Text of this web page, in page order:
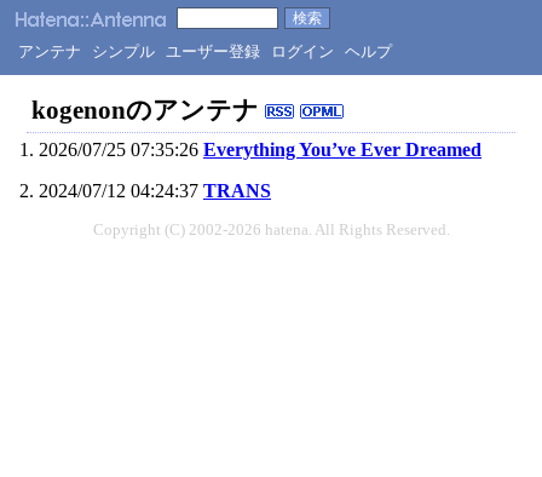
アンテナ シンプル ユーザー登録 ログイン ヘルプ
kogenonのアンテナ
2026/07/25 07:35:26 Everything You’ve Ever Dreamed
2024/07/12 04:24:37 TRANS
Copyright (C) 2002-2026 hatena. All Rights Reserved.